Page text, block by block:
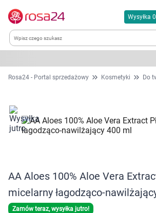
Wysyłka 0
Kategorie
Dla zwierząt
Zdrowie
Kobieta w ciąży i mama
Rosa24 - Portal sprzedażowy Kosmetyki Do
AA Aloes 100% Aloe Vera
micelarny łagodząco-
Zamów teraz, wysyłka jutro!